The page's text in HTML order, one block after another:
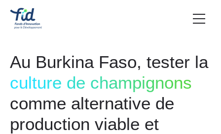
Au Burkina Faso, tester la
culture de champignons
comme alternative de
production viable et